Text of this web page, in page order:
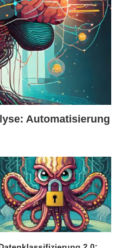
Automatisierung